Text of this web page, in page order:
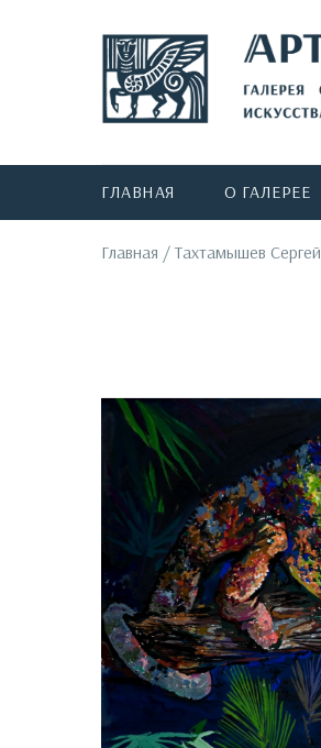
ГЛАВНАЯ О ГАЛЕРЕЕ
Главная / Тахтамышев Сергей